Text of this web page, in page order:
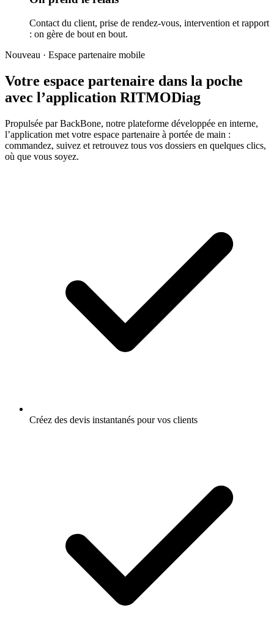
Contact du client, prise de rendez-vous, intervention et rapport
: on gère de bout en bout.
Nouveau · Espace partenaire mobile
Votre espace partenaire dans la poche
avec l’application RITMODiag
Propulsée par BackBone, notre plateforme développée en interne,
l’application met votre espace partenaire à portée de main :
commandez, suivez et retrouvez tous vos dossiers en quelques clics,
où que vous soyez.
Créez des devis instantanés pour vos clients